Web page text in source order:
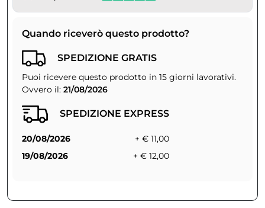
Quando riceverò questo prodotto?
SPEDIZIONE GRATIS
Puoi ricevere questo prodotto in 15 giorni lavorativi.
Ovvero il: 21/08/2026
SPEDIZIONE EXPRESS
20/08/2026
+ € 11,00
19/08/2026
+ € 12,00